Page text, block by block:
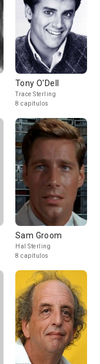
Tony O'Dell
Trace Sterling
8 capítulos
Sam Groom
Hal Sterling
8 capítulos